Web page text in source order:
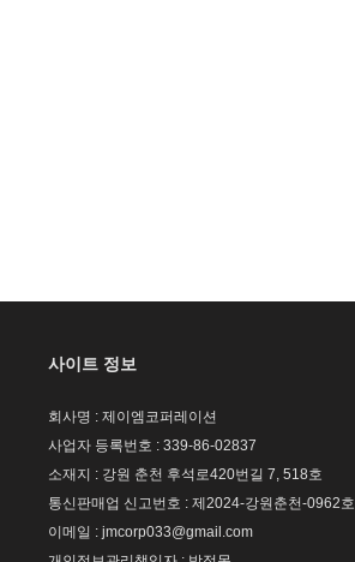
사이트 정보
회사명 : 제이엠코퍼레이션
사업자 등록번호 : 339-86-02837
소재지 : 강원 춘천 후석로420번길 7, 518호
통신판매업 신고번호 : 제2024-강원춘천-0962호
이메일 : jmcorp033@gmail.com